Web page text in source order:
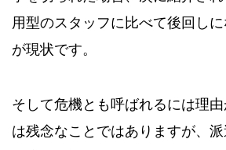
用型のスタッフに比べて後回し
が現状です。
そして危機とも呼ばれるには理
は残念なことではありますが、